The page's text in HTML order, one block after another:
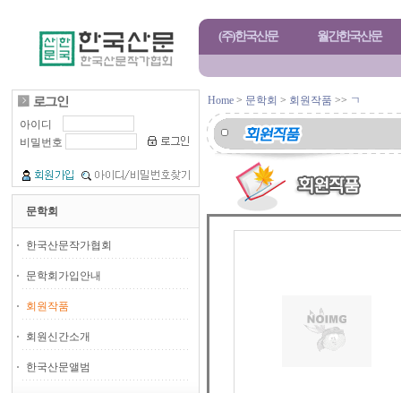
(주)한국산문 월간한국산문
아이디
비밀번호
문학회
한국산문작가협회
문학회가입안내
회원작품
회원신간소개
한국산문앨범
Home > 문학회 > 회원작품 >> ㄱ